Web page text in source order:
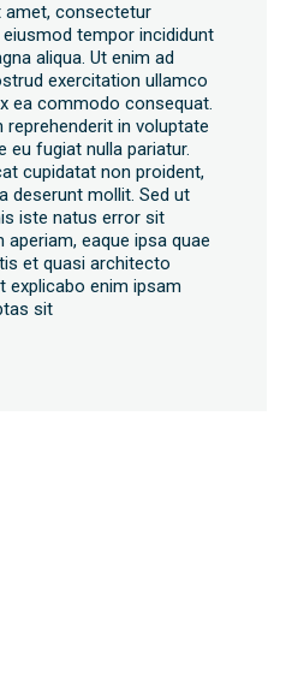
consectetur
tempor incididunt
aliqua. Ut enim ad
exercitation ullamco
ea commodo consequat.
reprehenderit in voluptate
eu fugiat nulla pariatur.
cupidatat non proident,
deserunt mollit. Sed ut
iste natus error sit
eaque ipsa quae
et quasi architecto
explicabo enim ipsam
sit